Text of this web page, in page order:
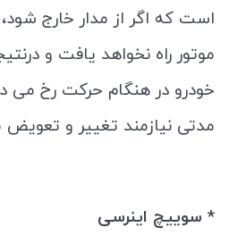
است که اگر از مدار خارج
موتور راه نخواهد یافت و
خودرو در هنگام حرکت رخ
مدتی نیازمند تغییر و
* سوییچ اینرسی